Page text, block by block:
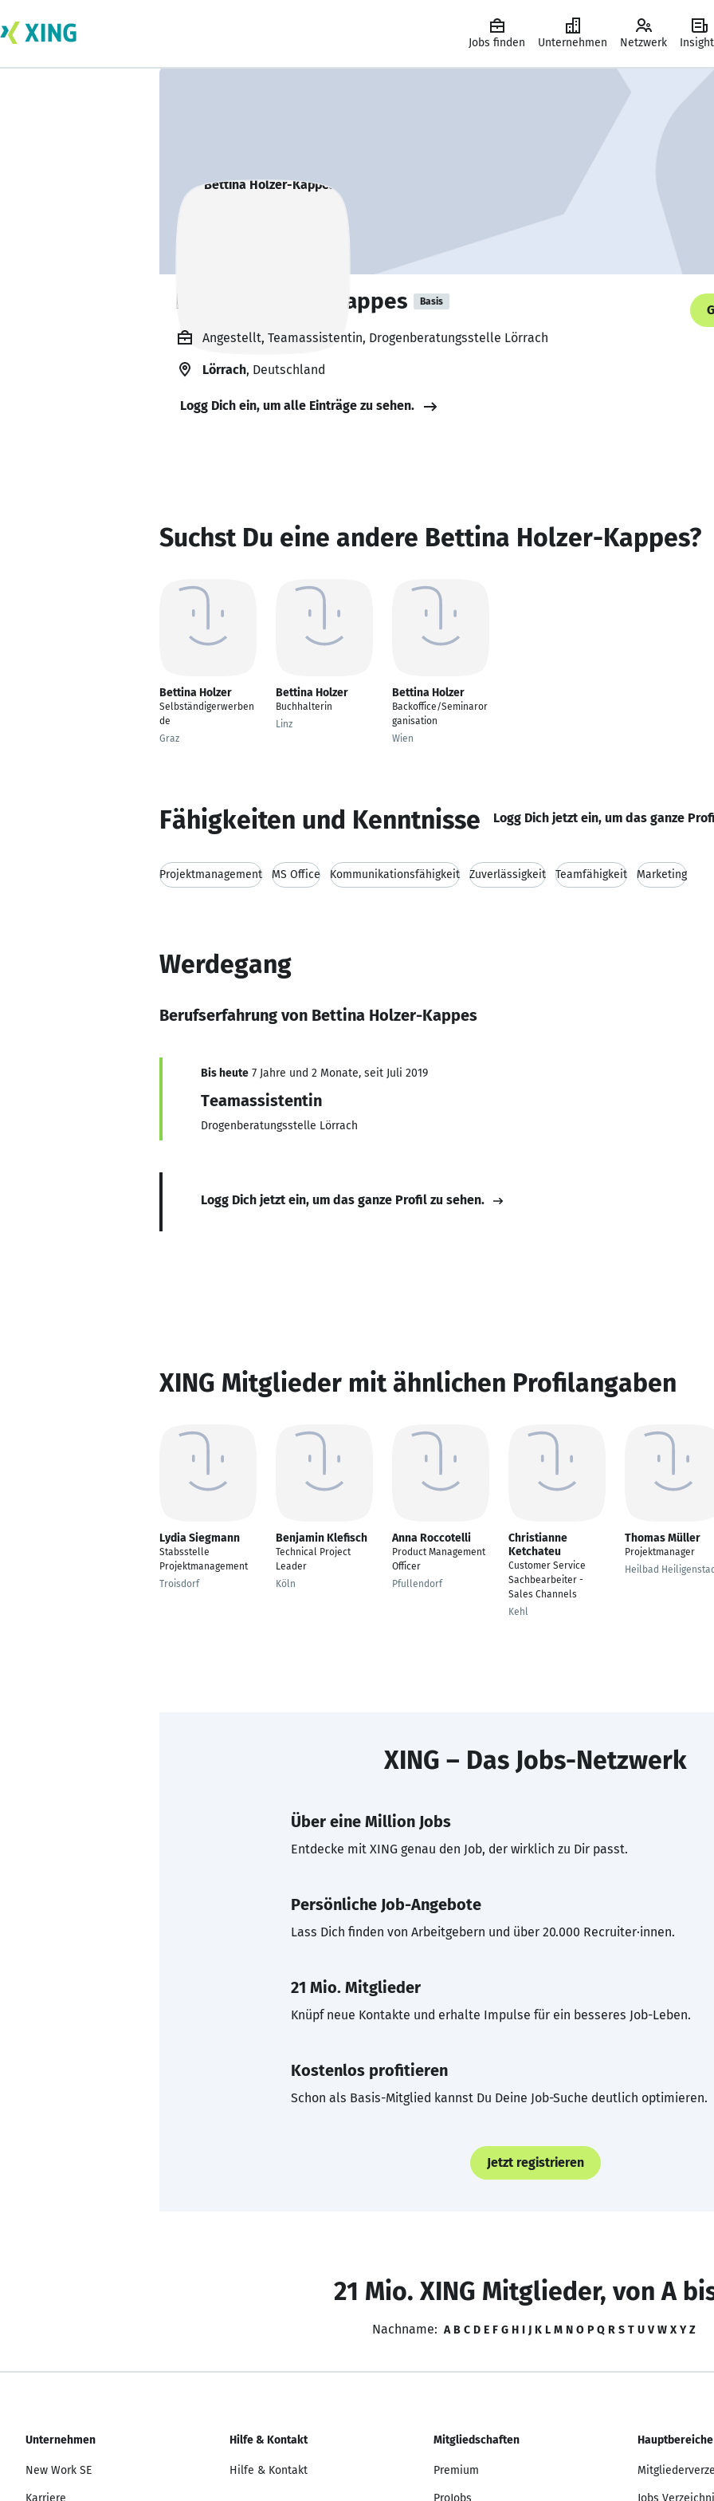
Jobs finden Unternehmen Netzwerk
Bettina Holzer-Kappes Basis
Angestellt, Teamassistentin, Drogenberatungsstelle Lörrach
Lörrach, Deutschland
Logg Dich ein, um alle Einträge zu sehen.
Suchst Du eine andere Bettina Holzer-Kappes?
Bettina Holzer
Selbständigerwerben
de
Graz
Bettina Holzer
Buchhalterin
Linz
Bettina Holzer
Backoffice/Seminaror
ganisation
Wien
Fähigkeiten und Kenntnisse Logg Dich jetzt ein, um das ganze
Projektmanagement MS Office Kommunikationsfähigkeit Zuverlässigkeit Teamfähigkeit Marketing
Werdegang
Berufserfahrung von Bettina Holzer-Kappes
Bis heute 7 Jahre und 2 Monate, seit Juli 2019
Teamassistentin
Drogenberatungsstelle Lörrach
Logg Dich jetzt ein, um das ganze Profil zu sehen.
XING Mitglieder mit ähnlichen Profilangaben
Lydia Siegmann
Stabsstelle
Projektmanagement
Troisdorf
Benjamin Klefisch
Technical Project
Leader
Köln
Anna Roccotelli
Product Management
Officer
Pfullendorf
Christianne
Ketchateu
Customer Service
Sachbearbeiter -
Sales Channels
Kehl
Thomas Müller
Projektmanager
Heilbad
XING – Das Jobs-Netzwerk
Über eine Million Jobs
Entdecke mit XING genau den Job, der wirklich zu Dir passt.
Persönliche Job-Angebote
Lass Dich finden von Arbeitgebern und über 20.000 Recruiter·innen.
21 Mio. Mitglieder
Knüpf neue Kontakte und erhalte Impulse für ein besseres Job-Leben.
Kostenlos profitieren
Schon als Basis-Mitglied kannst Du Deine Job-Suche deutlich optimieren.
Jetzt registrieren
21 Mio. XING Mitglieder, von A
Nachname: A B C D E F G H I J K L M N O P Q R S T U V W X Y Z
Unternehmen
New Work SE
Karriere
Hilfe & Kontakt
Hilfe & Kontakt
Mitgliedschaften
Premium
ProJobs
Hauptbereiche
Jobs